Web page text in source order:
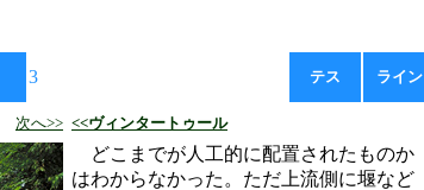
3 テス ライン
次へ>> <<ヴィンタートゥール
どこまでが人工的に配置されたものか
はわからなかった。ただ上流側に堰など